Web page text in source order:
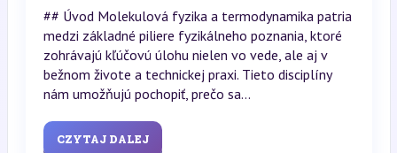
## Úvod Molekulová fyzika a termodynamika patria
medzi základné piliere fyzikálneho poznania, ktoré
zohrávajú kľúčovú úlohu nielen vo vede, ale aj v
bežnom živote a technickej praxi. Tieto disciplíny
nám umožňujú pochopiť, prečo sa...
CZYTAJ DALEJ